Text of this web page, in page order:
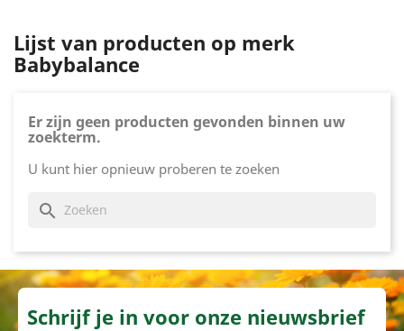
Lijst van producten op merk
Babybalance
Er zijn geen producten gevonden binnen uw
zoekterm.
U kunt hier opnieuw proberen te zoeken
search
Schrijf je in voor onze nieuwsbrief